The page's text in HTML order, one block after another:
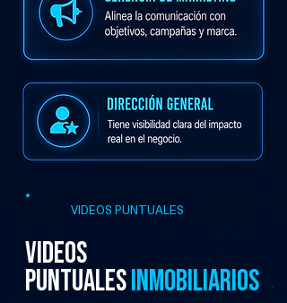
VIDEOS PUNTUALES
VIDEOS
PUNTUALESINMOBILIARIOS